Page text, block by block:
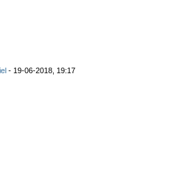
- 19-06-2018, 19:17